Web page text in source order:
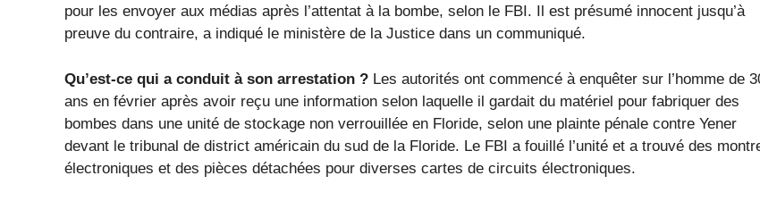
pour les envoyer aux médias après l’attentat à la bombe, selon le FBI. Il est présumé innocent jusqu’à
preuve du contraire, a indiqué le ministère de la Justice dans un communiqué.
Qu’est-ce qui a conduit à son arrestation ? Les autorités ont commencé à enquêter sur l’homme de
ans en février après avoir reçu une information selon laquelle il gardait du matériel pour fabriquer des
bombes dans une unité de stockage non verrouillée en Floride, selon une plainte pénale contre Yener
devant le tribunal de district américain du sud de la Floride. Le FBI a fouillé l’unité et a trouvé des
électroniques et des pièces détachées pour diverses cartes de circuits électroniques.